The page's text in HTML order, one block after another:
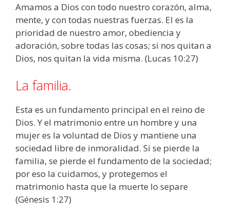
Amamos a Dios con todo nuestro corazón, alma,
mente, y con todas nuestras fuerzas. El es la
prioridad de nuestro amor, obediencia y
adoración, sobre todas las cosas; si nos quitan a
Dios, nos quitan la vida misma. (Lucas 10:27)
La familia.
Esta es un fundamento principal en el reino de
Dios. Y el matrimonio entre un hombre y una
mujer es la voluntad de Dios y mantiene una
sociedad libre de inmoralidad. Si se pierde la
familia, se pierde el fundamento de la sociedad;
por eso la cuidamos, y protegemos el
matrimonio hasta que la muerte lo separe
(Génesis 1:27)